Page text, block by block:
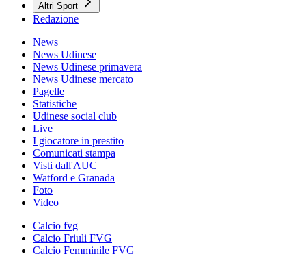
Altri Sport
Redazione
News
News Udinese
News Udinese primavera
News Udinese mercato
Pagelle
Statistiche
Udinese social club
Live
I giocatore in prestito
Comunicati stampa
Visti dall'AUC
Watford e Granada
Foto
Video
Calcio fvg
Calcio Friuli FVG
Calcio Femminile FVG